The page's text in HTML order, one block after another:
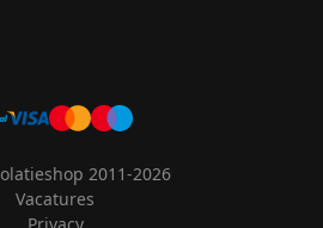
2011-2026
Vacatures